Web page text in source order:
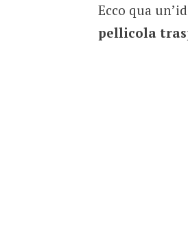
Ecco qua
pellicola